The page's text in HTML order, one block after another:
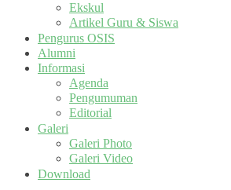
Ekskul
Artikel Guru & Siswa
Pengurus OSIS
Alumni
Informasi
Agenda
Pengumuman
Editorial
Galeri
Galeri Photo
Galeri Video
Download